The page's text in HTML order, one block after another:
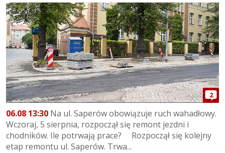
2
06.08 13:30 Na ul. Saperów obowiązuje ruch wahadłowy.
Wczoraj, 5 sierpnia, rozpoczął się remont jezdni i
chodników. Ile potrwają prace? Rozpoczął się kolejny
etap remontu ul. Saperów. Trwa...